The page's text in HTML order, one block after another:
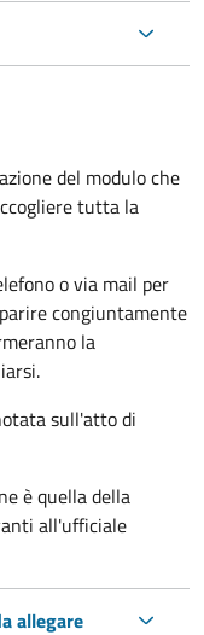
del modulo che
tutta la
o via mail per
congiuntamente
la
sull'atto di
è quella della
all'ufficiale
allegare